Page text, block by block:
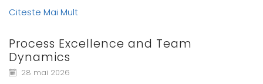
Citeste Mai Mult
Process Excellence and Team
Dynamics
28 mai 2026